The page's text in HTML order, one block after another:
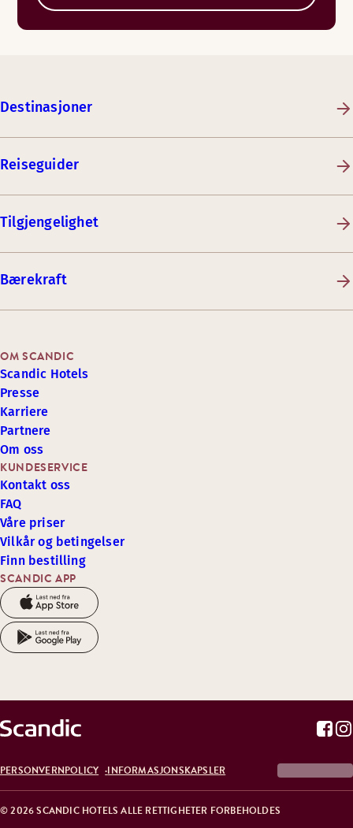
Destinasjoner
Reiseguider
Tilgjengelighet
Bærekraft
SCANDIC APP
KUNDESERVICE
Kontakt oss
FAQ
Våre priser
Vilkår og betingelser
Finn bestilling
OM SCANDIC
Scandic Hotels
Presse
Karriere
Partnere
Om oss
© 2026 SCANDIC HOTELS ALLE RETTIGHETER FORBEHOLDES
PERSONVERNPOLICY INFORMASJONSKAPSLER